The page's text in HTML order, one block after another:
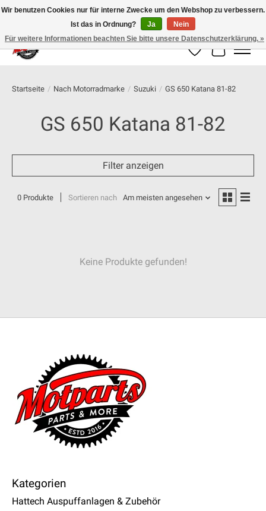
100% schweizer Onlineshop für Dein Motorrad
Wunschzettel
Ihr
Startseite / Nach Motorradmarke / Suzuki / GS 650 Katana 81-82
GS 650 Katana 81-82
Filter anzeigen
0 Produkte Sortieren nach Am meisten angesehen
Keine Produkte gefunden!
Kategorien
Hattech Auspuffanlagen & Zubehör
Wir benutzen Cookies nur für interne Zwecke um den Webshop zu verbessern.
Ist das in Ordnung?
Ja
Nein
Für weitere Informationen beachten Sie bitte unsere Datenschutzerklärung. »